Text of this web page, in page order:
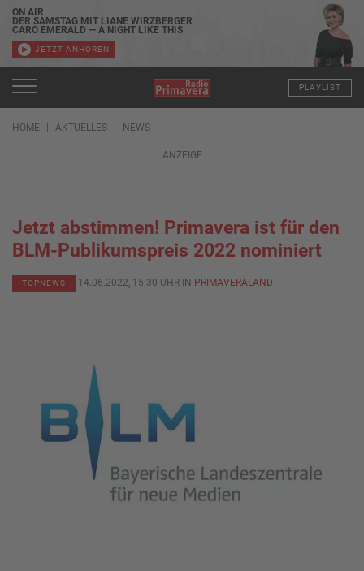
ON AIR
DER SAMSTAG MIT LIANE WIRZBERGER
CARO EMERALD — A NIGHT LIKE THIS
JETZT ANHÖREN
PLAYLIST
HOME AKTUELLES NEWS
ANZEIGE
Jetzt abstimmen! Primavera ist für den
BLM-Publikumspreis 2022 nominiert
TOPNEWS 14.06.2022, 15:30 UHR IN PRIMAVERALAND